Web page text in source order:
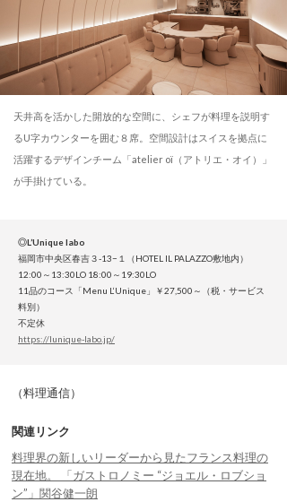
天井高を活かした開放的な空間に、シェフが料理を説明す
るU字カウンターを囲む８席。空間設計はスイスを拠点に
活躍するデザインチーム「atelier oï（アトリエ・オイ）」
が手掛けている。
◎L’Unique labo
福岡市中央区春吉３-13−１（HOTEL IL PALAZZO敷地内）
12:00～13:30LO 18:00～19:30LO
11品のコース「Menu L‘Unique」￥27,500～（税・サービス
料別）
不定休
https://lunique-labo.jp/
（料理通信）
関連リンク
料理界の新しいリーダーから見たフランス料理の
現在地。 「ガストロノミー “ジョエル・ロブショ
ン”」関谷健一朗